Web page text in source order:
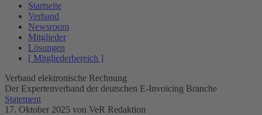
Startseite
Verband
Newsroom
Mitglieder
Lösungen
[ Mitgliederbereich ]
Verband elektronische Rechnung
Der Expertenverband der deutschen E-Invoicing Branche
Statement
17. Oktober 2025 von VeR Redaktion